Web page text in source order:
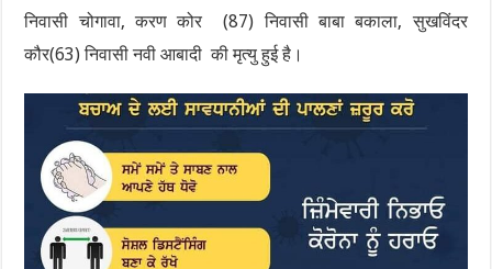
निवासी चोगावा, करण कोर (87) निवासी बाबा बकाला, सुखविंदर
कौर(63) निवासी नवी आबादी की मृत्यु हुई है।